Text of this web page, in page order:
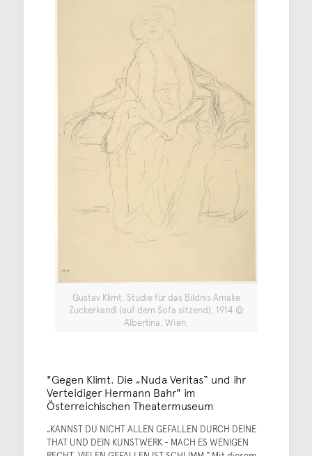
Gustav Klimt, Studie für das Bildnis Amalie
Zuckerkandl (auf dem Sofa sitzend), 1914 ©
Albertina, Wien.
"Gegen Klimt. Die „Nuda Veritas“ und ihr
Verteidiger Hermann Bahr" im
Österreichischen Theatermuseum
„KANNST DU NICHT ALLEN GEFALLEN DURCH DEINE
THAT UND DEIN KUNSTWERK - MACH ES WENIGEN